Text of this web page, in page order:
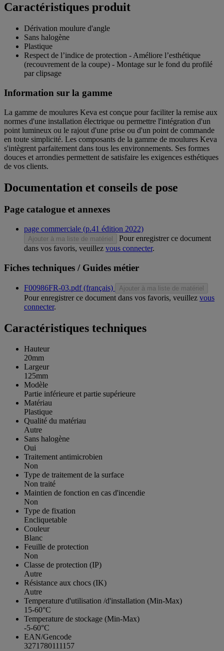
Caractéristiques produit
Dérivation moulure d'angle
Sans halogène
Plastique
Respect de l’indice de protection - Améliore l’esthétique
(recouvrement de la coupe) - Montage sur le fond du profilé
par clipsage
Information sur la gamme
La gamme de moulures Keva est conçue pour faciliter la remise aux
normes d'une installation électrique ou permettre l'intégration d'un
point lumineux ou le rajout d'une prise ou d'un point de commande
en toute simplicité. Les composants de la gamme de moulures Keva
s'intègrent parfaitement dans tous les environnements. Ses formes
douces et arrondies permettent de satisfaire les exigences esthétiques
de vos clients.
Documentation et conseils de pose
Page catalogue et annexes
page commerciale (p.41 édition 2022)
Ajouter à ma liste de matériel
Pour enregistrer ce document
dans vos favoris, veuillez vous connecter.
Fiches techniques / Guides métier
F00986FR-03.pdf (français) Ajouter à ma liste de matériel
Pour enregistrer ce document dans vos favoris, veuillez vous
connecter.
Caractéristiques techniques
Hauteur
20mm
Largeur
125mm
Modèle
Partie inférieure et partie supérieure
Matériau
Plastique
Qualité du matériau
Autre
Sans halogène
Oui
Traitement antimicrobien
Non
Type de traitement de la surface
Non traité
Maintien de fonction en cas d'incendie
Non
Type de fixation
Encliquetable
Couleur
Blanc
Feuille de protection
Non
Classe de protection (IP)
Autre
Résistance aux chocs (IK)
Autre
Temperature d'utilisation /d'installation (Min-Max)
15-60°C
Temperature de stockage (Min-Max)
-5-60°C
EAN/Gencode
3271780111157